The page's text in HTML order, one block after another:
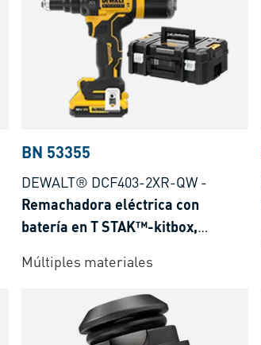
BN 53355
DEWALT® DCF403-2XR-QW-
Remachadora eléctrica con
batería en T STAK™-kitbox,
Múltiples materiales